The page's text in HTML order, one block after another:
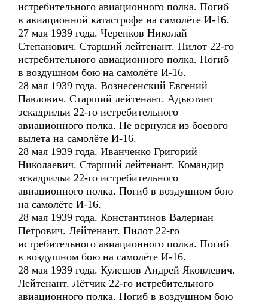
истребительного авиационного полка. Погиб
в авиационной катастрофе на самолёте И-16.
27 мая 1939 года. Черенков Николай
Степанович. Старший лейтенант. Пилот 22-го
истребительного авиационного полка. Погиб
в воздушном бою на самолёте И-16.
28 мая 1939 года. Вознесенский Евгений
Павлович. Старший лейтенант. Адъютант
эскадрильи 22-го истребительного
авиационного полка. Не вернулся из боевого
вылета на самолёте И-16.
28 мая 1939 года. Иванченко Григорий
Николаевич. Старший лейтенант. Командир
эскадрильи 22-го истребительного
авиационного полка. Погиб в воздушном бою
на самолёте И-16.
28 мая 1939 года. Константинов Валериан
Петрович. Лейтенант. Пилот 22-го
истребительного авиационного полка. Погиб
в воздушном бою на самолёте И-16.
28 мая 1939 года. Кулешов Андрей Яковлевич.
Лейтенант. Лётчик 22-го истребительного
авиационного полка. Погиб в воздушном бою